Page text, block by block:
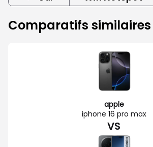
Comparatifs similaires
apple
iphone 16 pro max
VS